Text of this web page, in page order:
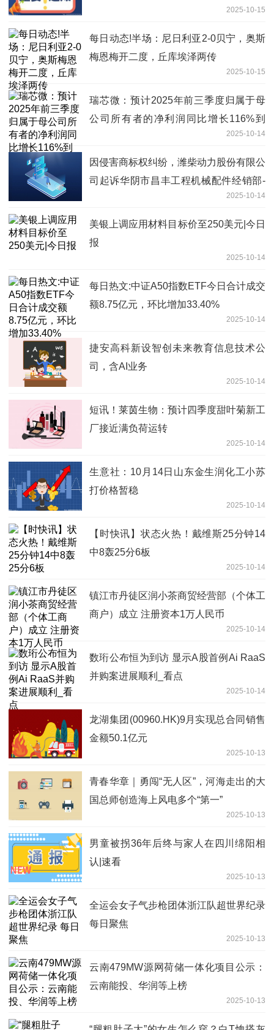
2025-10-15
每日动态!半场：尼日利亚2-0贝宁，奥斯
梅恩梅开二度，丘库埃泽两传
2025-10-15
瑞芯微：预计2025年前三季度归属于母
公司所有者的净利润同比增长116%到
2025-10-14
因侵害商标权纠纷，潍柴动力股份有限公
司起诉华阴市昌丰工程机械配件经销部-
2025-10-14
美银上调应用材料目标价至250美元|今日
报
2025-10-14
每日热文:中证A50指数ETF今日合计成交
额8.75亿元，环比增加33.40%
2025-10-14
捷安高科新设智创未来教育信息技术公
司，含AI业务
2025-10-14
短讯！莱茵生物：预计四季度甜叶菊新工
厂接近满负荷运转
2025-10-14
生意社：10月14日山东金生润化工小苏
打价格暂稳
2025-10-14
【时快讯】状态火热！戴维斯25分钟14
中8轰25分6板
2025-10-14
镇江市丹徒区润小茶商贸经营部（个体工
商户）成立 注册资本1万人民币
2025-10-14
数珩公布恒为到访 显示A股首例Ai RaaS
并购案进展顺利_看点
2025-10-14
龙湖集团(00960.HK)9月实现总合同销售
金额50.1亿元
2025-10-13
青春华章｜勇闯“无人区”，河海走出的大
国总师创造海上风电多个“第一”
2025-10-13
男童被拐36年后终与家人在四川绵阳相
认|速看
2025-10-13
全运会女子气步枪团体浙江队超世界纪录
每日聚焦
2025-10-13
云南479MW源网荷储一体化项目公示：
云南能投、华润等上榜
2025-10-13